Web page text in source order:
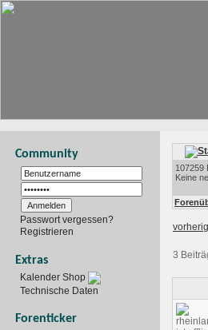
Community
Passwort vergessen?
Registrieren
Extras
Kalender Shop
Technische Daten
Forenticker
107259
Keine
3